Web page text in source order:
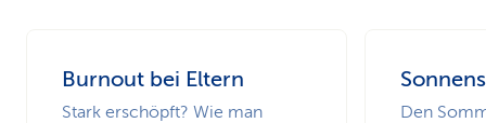
Burnout bei Eltern
Stark erschöpft? Wie man
Den